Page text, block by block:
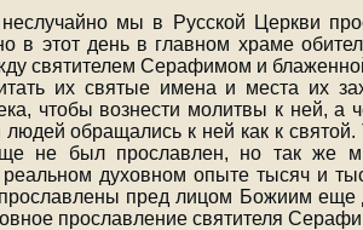
мы в Русской Церкви
в этот день в главном храме
святителем Серафимом и
их святые имена и места их
чтобы вознести молитвы к ней,
обращались к ней как к
не был прославлен, но так же
духовном опыте тысяч и
пред лицом Божиим еще
прославление святителя